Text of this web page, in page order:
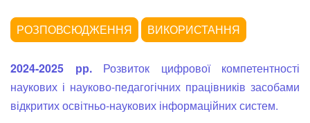
2024-2025 рр.Розвиток цифрової компетентності
наукових і науково-педагогічних працівників засобами
відкритих освітньо-наукових інформаційних систем.